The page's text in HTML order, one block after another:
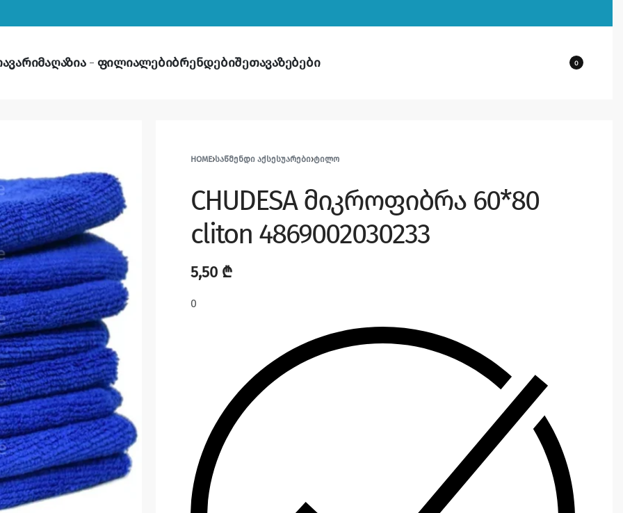
მაღაზია ფილიალებიბრენდებიშეთავაზებები 0
HOME›ᲡᲐᲬᲛᲔᲜᲓᲘ ᲐᲥᲡᲔᲡᲣᲐᲠᲔᲑᲘ›ᲢᲘᲚᲝ
CHUDESA მიკროფიბრა 60*80
cliton 4869002030233
5,50 ₾
0